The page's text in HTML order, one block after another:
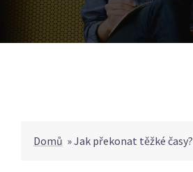
Domů »Jak překonat těžké časy?